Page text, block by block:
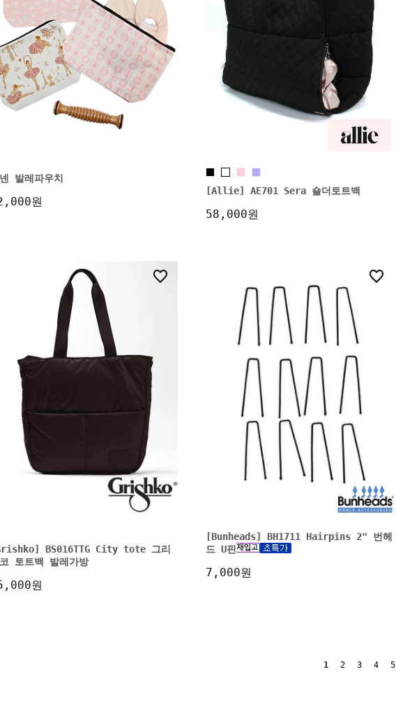
발레파우치
원
[Allie] AE701 Sera 숄더토트백
58,000원
BS016TTG City tote 그리
토트백 발레가방
원
[Bunheads] BH1711 Hairpins 2" 번헤
드 U핀
7,000원
1 2 3 4 5